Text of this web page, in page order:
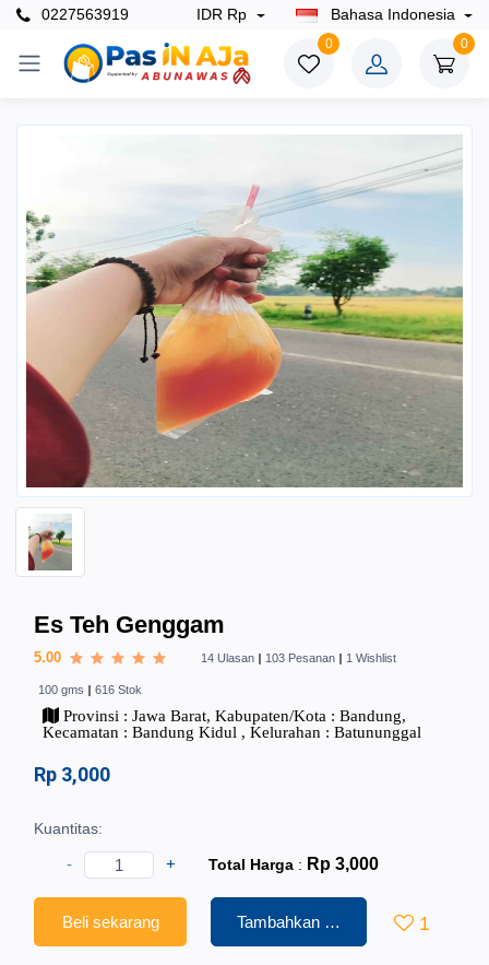
0227563919 IDR Rp Bahasa Indonesia
0 0
Es Teh Genggam
5.00 14 Ulasan 103 Pesanan 1 Wishlist
100 gms 616 Stok
Provinsi : Jawa Barat, Kabupaten/Kota : Bandung,
Kecamatan : Bandung Kidul , Kelurahan : Batununggal
Rp 3,000
Kuantitas:
- + Total Harga : Rp 3,000
Beli sekarang Tambahkan ke Keranjang 1